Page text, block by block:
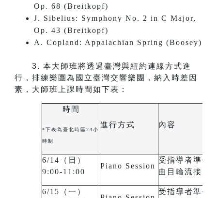
Op. 68 (Breitkopf)
J. Sibelius: Symphony No. 2 in C Major,
Op. 43 (Breitkopf)
A. Copland: Appalachian Spring (Boosey)
3. 本大師班將透過臺灣與紐約連線方式進
行，排練樂團為國立臺灣交響樂團，納入時差因
素，大師班上課時間如下表：
時間
*下表為臺北時區24小
時制
進行方式 內容
6/14（日）
9:00-11:00
Piano Session
受指導者準備
曲目輪流接受
6/15（一）
受指導者準備